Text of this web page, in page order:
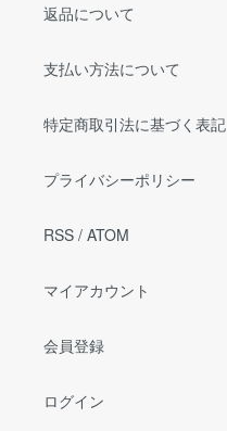
返品について
支払い方法について
特定商取引法に基づく表記
プライバシーポリシー
RSS / ATOM
マイアカウント
会員登録
ログイン